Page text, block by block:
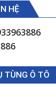
phải
Kia
HỆ
TÙNG Ô TÔ